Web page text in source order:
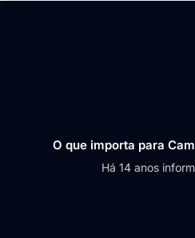
O que importa para
Há 14 anos